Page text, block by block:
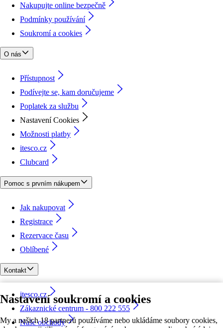
Nastavení soukromí a cookies
My a našich 18 partnerů používáme nebo ukládáme soubory cookies,
Nakupujte online bezpečně
Podmínky používání
Soukromí a cookies
O nás
Přístupnost
Podívejte se, kam doručujeme
Poplatek za službu
Nastavení Cookies
Možnosti platby
itesco.cz
Clubcard
Pomoc s prvním nákupem
Jak nakupovat
Registrace
Rezervace času
Oblíbené
Kontakt
itesco.cz
Zákaznické centrum - 800 222 555
Naše obchody